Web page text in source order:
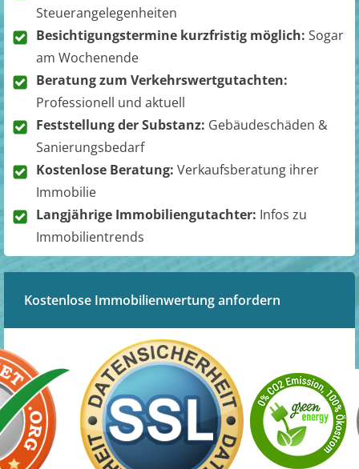
Steuerangelegenheiten
Besichtigungstermine kurzfristig möglich: Sogar
am Wochenende
Beratung zum Verkehrswertgutachten:
Professionell und aktuell
Feststellung der Substanz: Gebäudeschäden &
Sanierungsbedarf
Kostenlose Beratung: Verkaufsberatung ihrer
Immobilie
Langjährige Immobiliengutachter: Infos zu
Immobilientrends
Kostenlose Immobilienwertung anfordern